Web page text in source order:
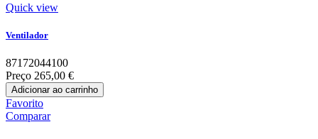
Quick view
Ventilador
87172044100
Preço 265,00 €
Adicionar ao carrinho
Favorito
Comparar